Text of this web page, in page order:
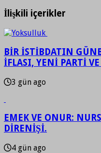
İlişkili içerikler
BİR İSTİBDATIN
İFLASI, YENİ PARTİ VE
3 gün ago
EMEK VE ONUR:
DİRENİŞİ.
4 gün ago